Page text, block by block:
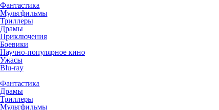
Фантастика
Мультфильмы
Триллеры
Драмы
Приключения
Боевики
Научно-популярное кино
Ужасы
Blu-ray
Фантастика
Драмы
Триллеры
Мультфильмы